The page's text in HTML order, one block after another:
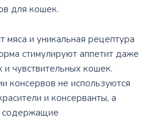
для кошек.
мяса и уникальная рецептура
стимулируют аппетит даже
чувствительных кошек.
консервов не используются
и консерванты, а
содержащие